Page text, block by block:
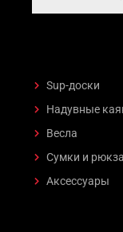
Sup-доски
Надувные
Весла
Сумки и
Аксессуары